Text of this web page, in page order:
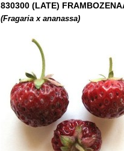
830300 (LATE)
(Fragaria x ananassa)